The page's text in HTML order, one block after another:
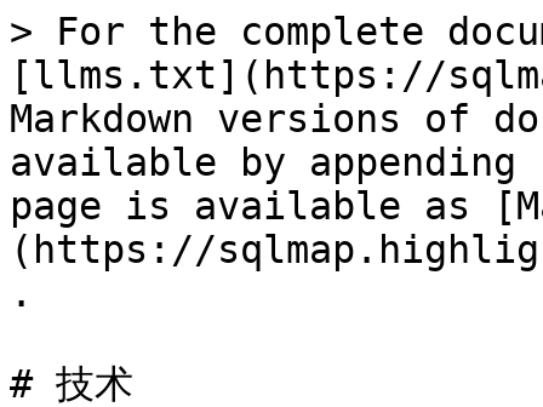
> For the complete
[llms.txt](https://
Markdown versions of
available by
page is available as
(https://
.
# 技术